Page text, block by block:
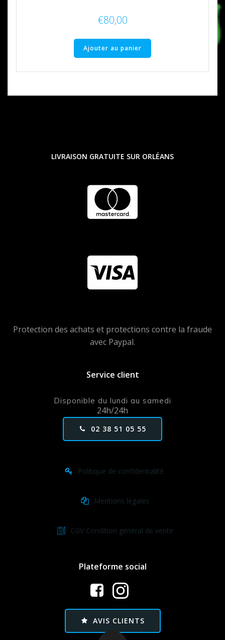
€80,00
Ajouter au panier
LIVRAISON GRATUITE SUR ORLÉANS
Protection des achats et protections contre la fraude
avec Paypal.
Service client
Disponible du lundi au samedi
24h/24h
02 38 51 05 55
Politique de confidentialité.
Mentions légales
CGV Condition général de vente
Plateforme social
AVIS CLIENTS